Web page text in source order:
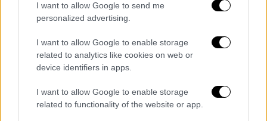
I want to allow Google to send me
personalized advertising.
I want to allow Google to enable storage
related to analytics like cookies on web or
device identifiers in apps.
I want to allow Google to enable storage
related to functionality of the website or app.
Ιράνδιευκρινίζει πως
τη διέλευση σε πλοίαπου συνδέονται με τις
ΗΠΑ, το Ισραήλ και άλλες χώρες που
συμμετέχουν στις επιθέσεις εναντίον της
Ισλαμικής Δημοκρατίας.